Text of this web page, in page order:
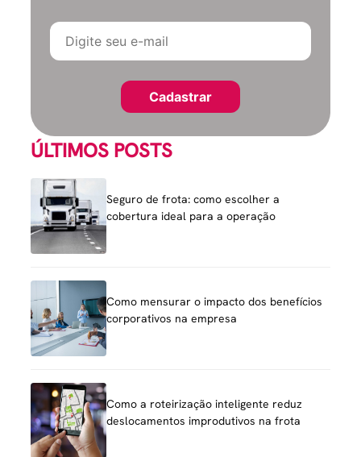
ÚLTIMOS POSTS
Seguro de frota: como escolher a
cobertura ideal para a operação
Como mensurar o impacto dos benefícios
corporativos na empresa
Como a roteirização inteligente reduz
deslocamentos improdutivos na frota